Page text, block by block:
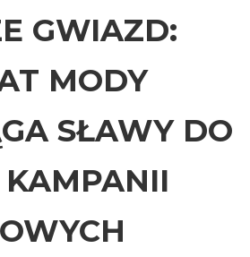
GWIAZD:
MODY
SŁAWY DO